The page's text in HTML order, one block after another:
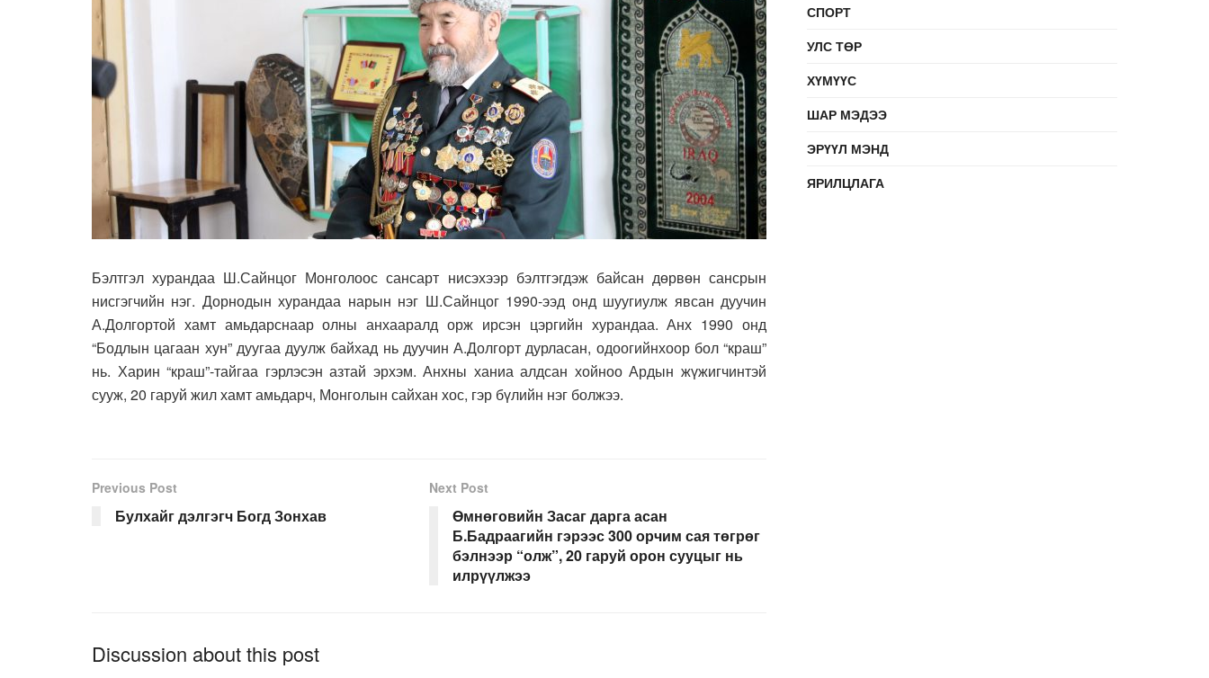
Бэлтгэл хурандаа Ш.Сайнцог Монголоос сансарт нисэхээр бэлтгэгдэж байсан дөрвөн сансрын
нисгэгчийн нэг. Дорнодын хурандаа нарын нэг Ш.Сайнцог 1990-ээд онд шуугиулж явсан дуучин
А.Долгортой хамт амьдарснаар олны анхааралд орж ирсэн цэргийн хурандаа. Анх 1990 онд
“Бодлын цагаан хун” дуугаа дуулж байхад нь дуучин А.Долгорт дурласан, одоогийнхоор бол “краш”
нь. Харин “краш”-тайгаа гэрлэсэн азтай эрхэм. Анхны ханиа алдсан хойноо Ардын жүжигчинтэй
сууж, 20 гаруй жил хамт амьдарч, Монголын сайхан хос, гэр бүлийн нэг болжээ.
Previous Post
Булхайг дэлгэгч Богд Зонхав
Next Post
Өмнөговийн Засаг дарга асан
Б.Бадраагийн гэрээс 300 орчим сая төгрөг
бэлнээр “олж”, 20 гаруй орон сууцыг нь
илрүүлжээ
Discussion about this post
СПОРТ
УЛС ТӨР
ХҮМҮҮС
ШАР МЭДЭЭ
ЭРҮҮЛ МЭНД
ЯРИЛЦЛАГА